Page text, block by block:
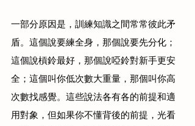
一部分原因是，訓練知識之間常常彼此矛
盾。這個說要練全身，那個說要先分化；
這個說槓鈴最好，那個說啞鈴對新手更安
全；這個叫你低次數大重量，那個叫你高
次數找感覺。這些說法各有各的前提和適
用對象，但如果你不懂背後的前提，光看